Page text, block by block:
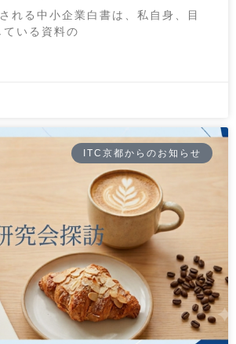
れる中小企業白書は、私自身、目
いる資料の
ITC京都からのお知らせ